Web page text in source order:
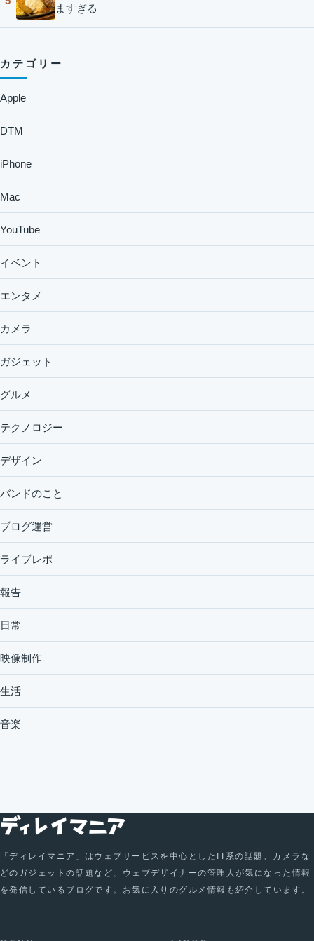
ますぎる
カテゴリー
Apple
DTM
iPhone
Mac
YouTube
イベント
エンタメ
カメラ
ガジェット
グルメ
テクノロジー
デザイン
バンドのこと
ブログ運営
ライブレポ
報告
日常
映像制作
生活
音楽
「ディレイマニア」はウェブサービスを中心としたIT系の話題、カメラな
どのガジェットの話題など、ウェブデザイナーの管理人が気になった情報
を発信しているブログです。お気に入りのグルメ情報も紹介しています。